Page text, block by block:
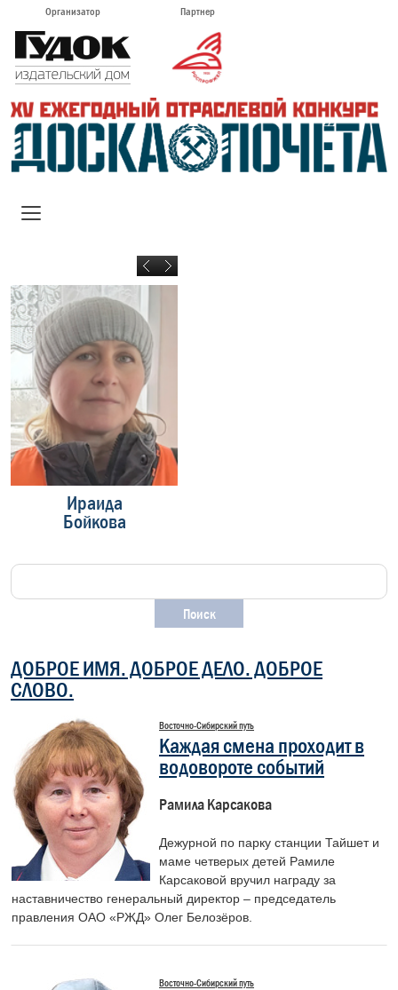
Организатор Партнер
Ираида
Бойкова
ДОБРОЕ ИМЯ. ДОБРОЕ ДЕЛО. ДОБРОЕ
СЛОВО.
Восточно-Сибирский путь
Каждая смена проходит в
водовороте событий
Рамила Карсакова
Дежурной по парку станции Тайшет и
маме четверых детей Рамиле
Карсаковой вручил награду за
наставничество генеральный директор – председатель
правления ОАО «РЖД» Олег Белозёров.
Восточно-Сибирский путь